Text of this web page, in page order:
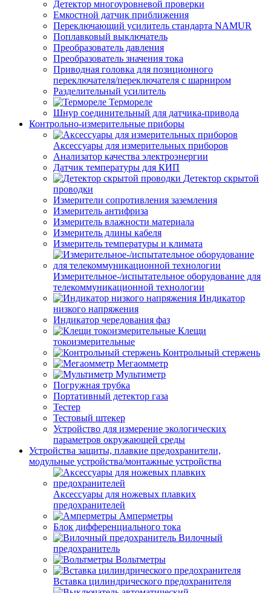
Детектор многоуровневой проверки
Емкостной датчик приближения
Переключающий усилитель стандарта NAMUR
Поплавковый выключатель
Преобразователь давления
Преобразователь значения тока
Приводная головка для позиционного
переключателя/переключателя с шарниром
Разделительный усилитель
Термореле
Шнур соединительный для датчика-привода
Контрольно-измерительные приборы
Аксессуары для измерительных приборов
Анализатор качества электроэнергии
Датчик температуры для КИП
Детектор скрытой
проводки
Измерители сопротивления заземления
Измеритель антифриза
Измеритель влажности материала
Измеритель длины кабеля
Измеритель температуры и климата
Измерительное-/испытательное оборудование для
телекоммуникационной технологии
Индикатор
низкого напряжения
Индикатор чередования фаз
Клещи
токоизмерительные
Контрольный стержень
Мегаомметр
Мультиметр
Погружная трубка
Портативный детектор газа
Тестер
Тестовый штекер
Устройство для измерение экологических
параметров окружающей среды
Устройства защиты, плавкие предохранители,
модульные устройства/монтажные устройства
Аксессуары для ножевых плавких
предохранителей
Амперметры
Блок дифференциального тока
Вилочный
предохранитель
Вольтметры
Вставка цилиндрического предохранителя